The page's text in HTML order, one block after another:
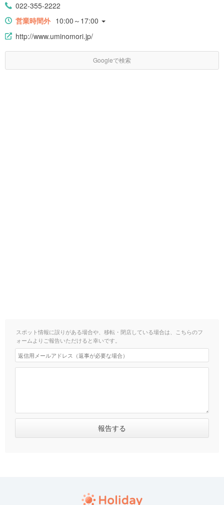
022-355-2222
営業時間外 10:00～17:00
http://www.uminomori.jp/
Googleで検索
スポット情報に誤りがある場合や、移転・閉店している場合は、こちらのフ
ォームよりご報告いただけると幸いです。